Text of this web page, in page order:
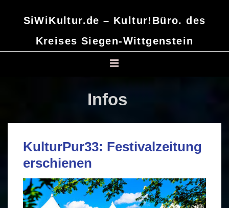
SiWiKultur.de – Kultur!Büro. des
Kreises Siegen-Wittgenstein
KulturPur33: Festivalzeitung
erschienen